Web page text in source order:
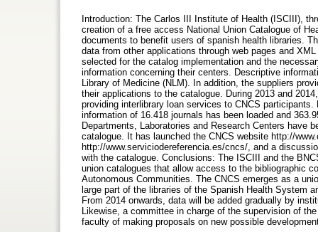
Introduction: The Carlos III Institute of Health (ISCIII),
creation of a free access National Union Catalogue of
documents to benefit users of spanish health libraries.
data from other applications through web pages and
selected for the catalog implementation and the
information concerning their centers. Descriptive
Library of Medicine (NLM). In addition, the suppliers
their applications to the catalogue. During 2013 and
providing interlibrary loan services to CNCS
information of 16.418 journals has been loaded and
Departments, Laboratories and Research Centers have
catalogue. It has launched the CNCS website http://
http://www.serviciodereferencia.es/cncs/, and a
with the catalogue. Conclusions: The ISCIII and the
union catalogues that allow access to the bibliographic
Autonomous Communities. The CNCS emerges as a
large part of the libraries of the Spanish Health System
From 2014 onwards, data will be added gradually by
Likewise, a committee in charge of the supervision of
faculty of making proposals on new possible